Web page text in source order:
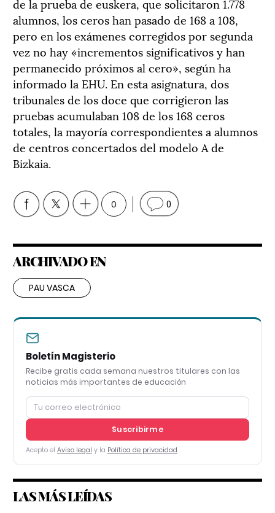
de la prueba de euskera, que solicitaron 1.778
alumnos, los ceros han pasado de 168 a 108,
pero en los exámenes corregidos por segunda
vez no hay «incrementos significativos y han
permanecido próximos al cero», según ha
informado la EHU. En esta asignatura, dos
tribunales de los doce que corrigieron las
pruebas acumulaban 108 de los 168 ceros
totales, la mayoría correspondientes a alumnos
de centros concertados del modelo A de
Bizkaia.
0 0
ARCHIVADO EN
PAU VASCA
Boletín Magisterio
Recibe gratis cada semana nuestros titulares con las
noticias más importantes de educación
Suscribirme
Acepto el Aviso legal y la Política de privacidad
LAS MÁS LEÍDAS